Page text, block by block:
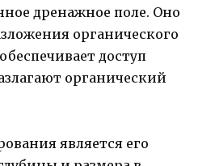
дренажное поле. Оно
органического
доступ
органический
является его